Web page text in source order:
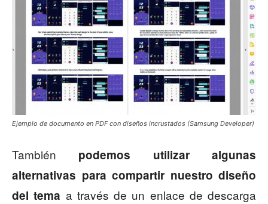
Ejemplo de documento en PDF con diseños incrustados (Samsung Developer)
También podemos utilizar algunas
alternativas para compartir nuestro diseño
del tema a través de un enlace de descarga